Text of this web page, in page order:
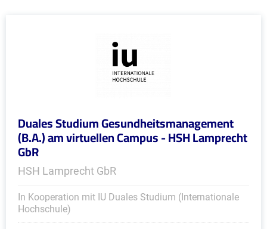
Duales Studium Gesundheitsmanagement
(B.A.) am virtuellen Campus - HSH Lamprecht
GbR
HSH Lamprecht GbR
In Kooperation mit IU Duales Studium (Internationale
Hochschule)